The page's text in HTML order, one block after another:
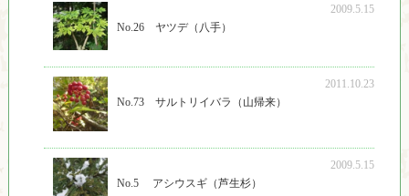
2009.5.15
No.26 ヤツデ（八手）
2011.10.23
No.73 サルトリイバラ（山帰来）
2009.5.15
No.5 アシウスギ（芦生杉）